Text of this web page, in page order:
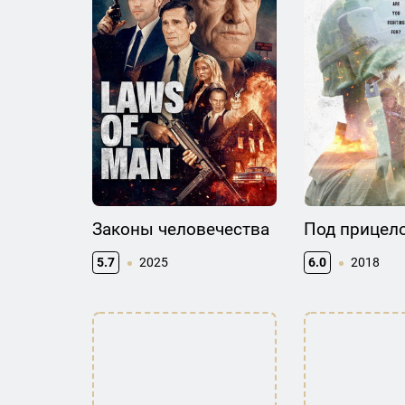
Законы человечества
5.7 2025
Под
6.0 2018